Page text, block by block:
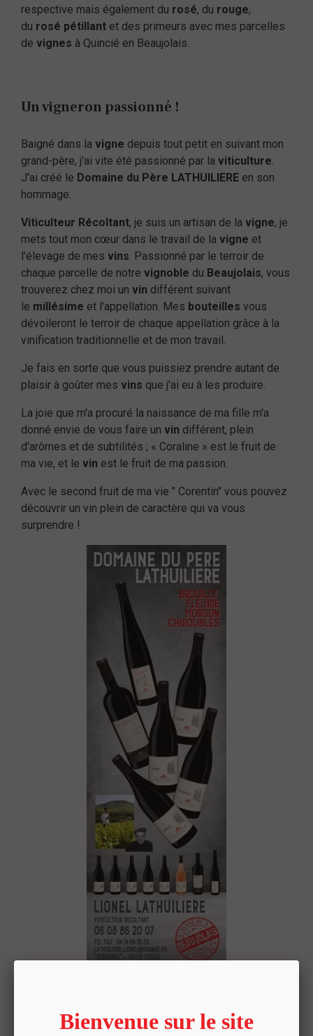
respective mais également du rosé, du rouge,
du rosé pétillantet des primeurs avec mes parcelles
de vignes à Quincié en Beaujolais.
Un vigneron passionné !
Baigné dans la vigne depuis tout petit en suivant mon
grand-père, j'ai vite été passionné par la viticulture
J'ai créé le Domaine du Père LATHUILIEREen son
hommage.
Viticulteur Récoltant, je suis un artisan de la vigne, je
mets tout mon cœur dans le travail de la vigne et
l'élevage de mes vins . Passionné par le terroir de
chaque parcelle de notre vignoble du Beaujolais, vous
trouverez chez moi un vin différent suivant
le millésime et l'appellation. Mes bouteilles vous
dévoileront le terroir de chaque appellation grâce à la
vinification traditionnelle et de mon travail.
Je fais en sorte que vous puissiez prendre autant de
plaisir à goûter mes vins que j'ai eu à les produire.
La joie que m'a procuré la naissance de ma fille m'a
donné envie de vous faire un vin différent, plein
d'arômes et de subtilités ; « Coraline » est le fruit de
ma vie, et le vin est le fruit de ma passion.
Avec le second fruit de ma vie " Corentin" vous pouvez
découvrir un vin plein de caractère qui va vous
surprendre !
Comment je produis mes vins dans le
respect ?